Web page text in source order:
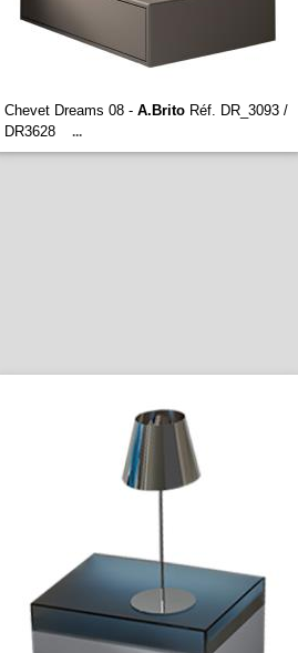
Chevet Dreams 08 - A.Brito Réf. DR_3093 /
DR3628
...